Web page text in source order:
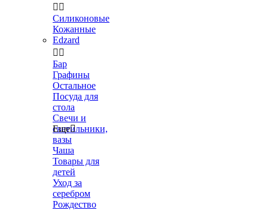
 
Силиконовые
Кожанные
Edzard
 
Бар
Графины
Остальное
Посуда для
стола
Свечи и
светильники,
вазы
Чаша
Товары для
детей
Уход за
серебром
Рождество
Еще